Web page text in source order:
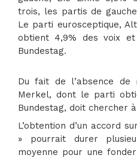
trois, les partis de
Le parti eurosceptique,
obtient 4,9% des voix
Bundestag.
Du fait de l’absence de
Merkel, dont le parti
Bundestag, doit chercher
L’obtention d’un accord
» pourrait durer
moyenne pour une